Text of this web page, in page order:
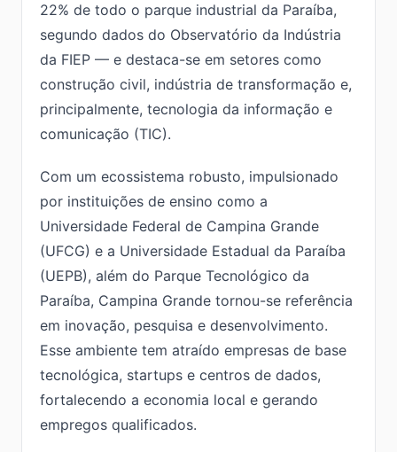
22% de todo o parque industrial da Paraíba,
segundo dados do Observatório da Indústria
da FIEP — e destaca-se em setores como
construção civil, indústria de transformação e,
principalmente, tecnologia da informação e
comunicação (TIC).
Com um ecossistema robusto, impulsionado
por instituições de ensino como a
Universidade Federal de Campina Grande
(UFCG) e a Universidade Estadual da Paraíba
(UEPB), além do Parque Tecnológico da
Paraíba, Campina Grande tornou-se referência
em inovação, pesquisa e desenvolvimento.
Esse ambiente tem atraído empresas de base
tecnológica, startups e centros de dados,
fortalecendo a economia local e gerando
empregos qualificados.